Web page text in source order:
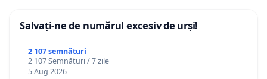
Salvați-ne de numărul excesiv de urși!
2 107 semnături
2 107 Semnături / 7 zile
5 Aug 2026